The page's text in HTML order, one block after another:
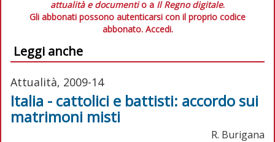
attualità e documentio a Il Regno digitale.
Gli abbonati possono autenticarsi con il proprio codice
abbonato. Accedi.
Leggi anche
Attualità, 2009-14
Italia - cattolici e battisti: accordo sui
matrimoni misti
R. Burigana